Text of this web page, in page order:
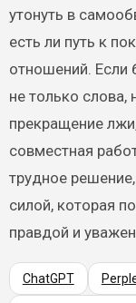
утонуть в
есть ли путь к
отношений. Если
не только
прекращение
совместная
трудное
силой, которая
правдой и
ChatGPT